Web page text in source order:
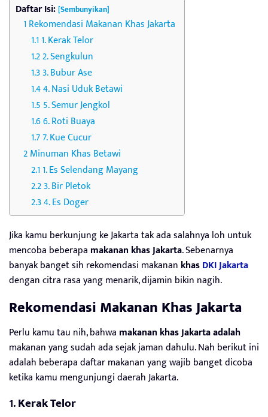
Daftar Isi:[Sembunyikan]
Rekomendasi Makanan Khas Jakarta
1. Kerak Telor
2. Sengkulun
3. Bubur Ase
4. Nasi Uduk Betawi
5. Semur Jengkol
6. Roti Buaya
7. Kue Cucur
Minuman Khas Betawi
1. Es Selendang Mayang
3. Bir Pletok
4. Es Doger
Jika kamu berkunjung ke Jakarta tak ada salahnya loh untuk
mencoba beberapa makanan khas Jakarta. Sebenarnya
banyak banget sih rekomendasi makanan khasDKI Jakarta
dengan citra rasa yang menarik, dijamin bikin nagih.
Rekomendasi Makanan Khas Jakarta
Perlu kamu tau nih, bahwa makanan khas Jakarta adalah
makanan yang sudah ada sejak jaman dahulu. Nah berikut ini
adalah beberapa daftar makanan yang wajib banget dicoba
ketika kamu mengunjungi daerah Jakarta.
1.Kerak Telor